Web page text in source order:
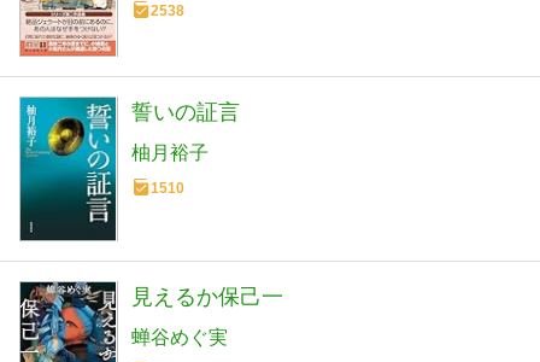
2538
誓いの証言
柚月裕子
1510
見えるか保己一
蝉谷めぐ実